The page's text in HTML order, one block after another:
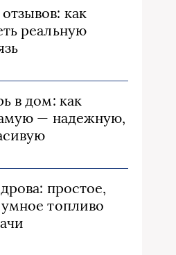
как
реальную
в дом: как
— надежную,
простое,
топливо